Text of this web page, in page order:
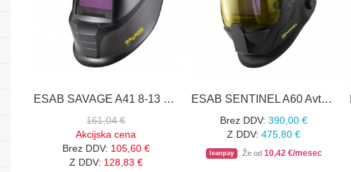
ESAB SAVAGE A41 8-13 črna avtomatska varilna maska
161,04 €
Akcijska cena
Brez DDV: 105,60 €
Z DDV: 128,83 €
ESAB SENTINEL A60 Avtomatska varilna maska
Brez DDV: 390,00 €
Z DDV: 475,80 €
leanpay Že od 10,42 €/mesec